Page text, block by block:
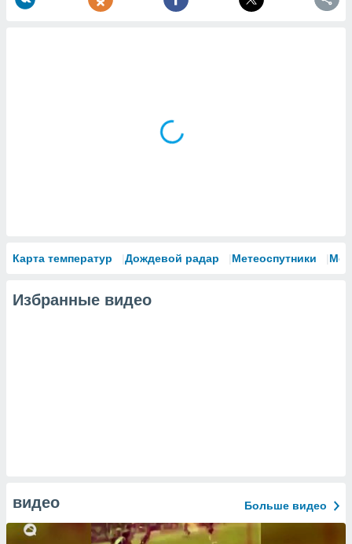
Карта температур Дождевой радар Метеоспутники
Избранные видео
видео Больше видео